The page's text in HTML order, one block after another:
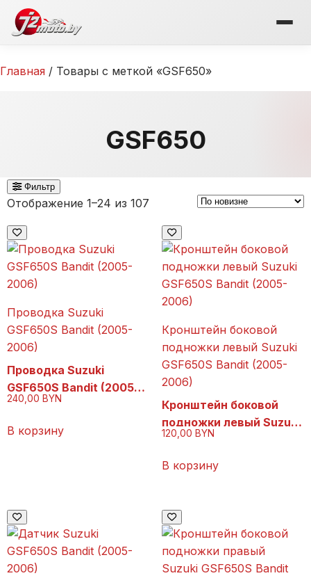
Перейти
Главная / Товары с меткой «GSF650»
GSF650
Фильтр
Отображение 1–24 из 107 Сортировка:
недавние
Проводка Suzuki
GSF650S Bandit (2005-
2006)
Проводка Suzuki
GSF650S Bandit (2005-
2006)
240,00 BYN
В корзину
Кронштейн боковой
подножки левый Suzuki
GSF650S Bandit (2005-
2006)
Кронштейн боковой
подножки левый Suzuki
GSF650S Bandit (2005-
120,00 BYN
В корзину